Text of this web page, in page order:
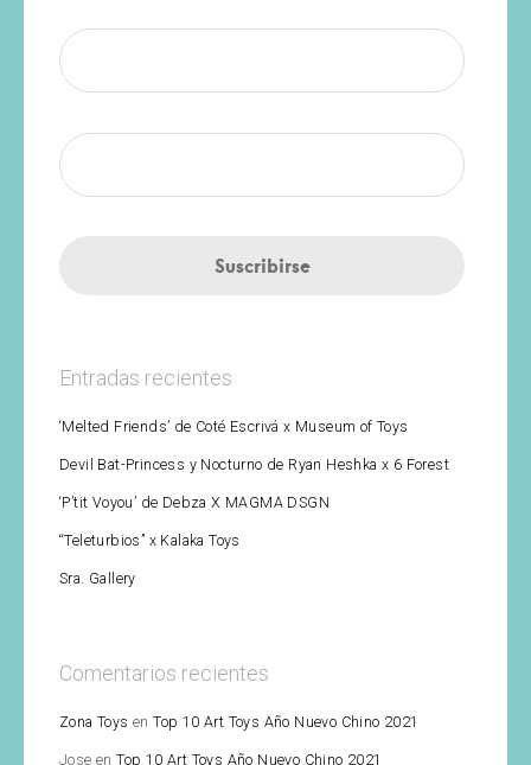
Entradas recientes
‘Melted Friends’ de Coté Escrivá x Museum of Toys
Devil Bat-Princess y Nocturno de Ryan Heshka x 6 Forest
‘P’tit Voyou’ de Debza X MAGMA DSGN
“Teleturbios” x Kalaka Toys
Sra. Gallery
Comentarios recientes
Zona Toys enTop 10 Art Toys Año Nuevo Chino 2021
Jose enTop 10 Art Toys Año Nuevo Chino 2021